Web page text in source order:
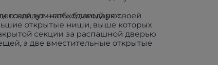
создадут необходимый уют.
комнаты, благодаря своей
открытые ниши, выше которых
секции за распашной дверью
а две вместительные открытые